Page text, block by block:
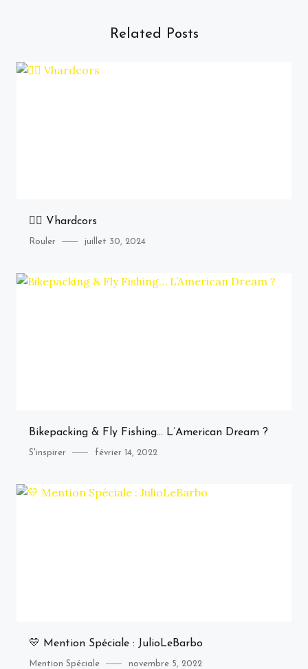
Related Posts
🚴‍♂️ Vhardcors
Category
Rouler
Posted
juillet 30, 2024
Bikepacking & Fly Fishing… L’American Dream ?
Category
S'inspirer
Posted
février 14, 2022
💛 Mention Spéciale : JulioLeBarbo
Category
Mention Spéciale
Posted
novembre 5, 2022